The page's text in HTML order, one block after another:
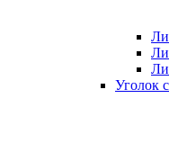
Уголок